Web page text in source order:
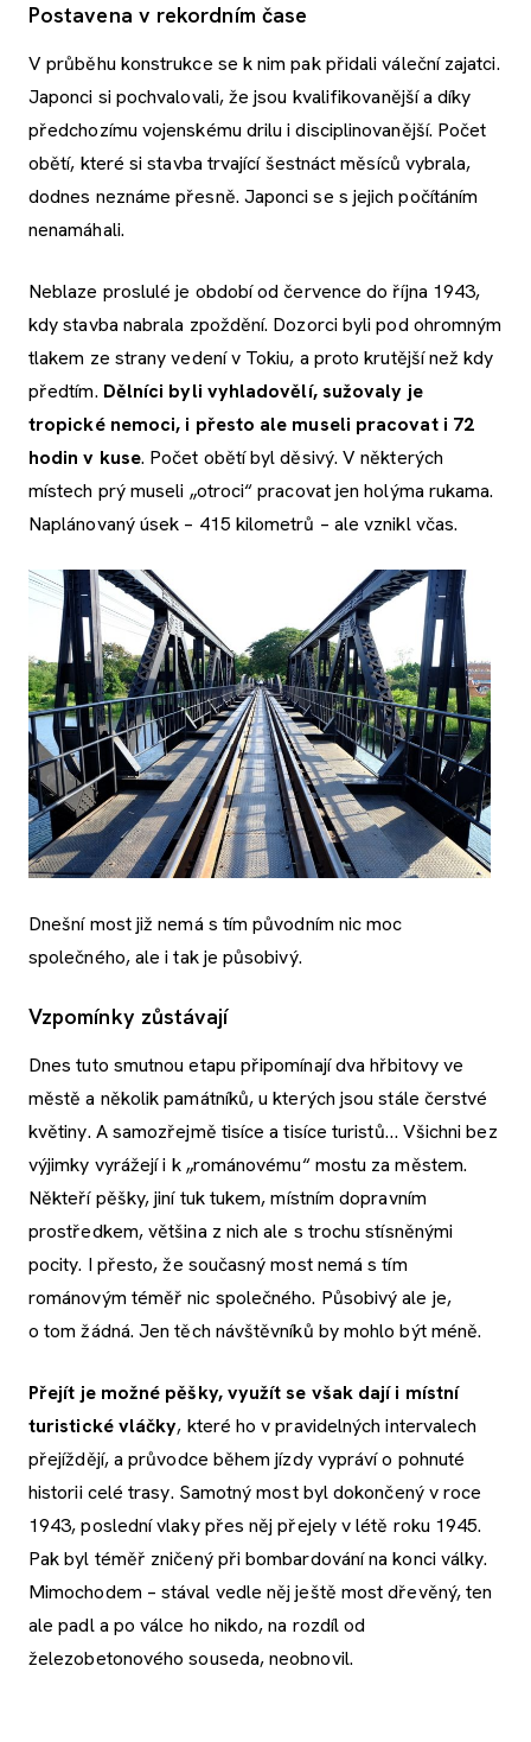
Postavena v rekordním čase
V průběhu konstrukce se k nim pak přidali váleční zajatci.
Japonci si pochvalovali, že jsou kvalifikovanější a díky
předchozímu vojenskému drilu i disciplinovanější. Počet
obětí, které si stavba trvající šestnáct měsíců vybrala,
dodnes neznáme přesně. Japonci se s jejich počítáním
nenamáhali.
Neblaze proslulé je období od července do října 1943,
kdy stavba nabrala zpoždění. Dozorci byli pod ohromným
tlakem ze strany vedení v Tokiu, a proto krutější než kdy
předtím. Dělníci byli vyhladovělí, sužovaly je
tropické nemoci, i přesto ale museli pracovat i 72
hodin v kuse. Počet obětí byl děsivý. V některých
místech prý museli „otroci“ pracovat jen holýma rukama.
Naplánovaný úsek – 415 kilometrů – ale vznikl včas.
Dnešní most již nemá s tím původním nic moc
společného, ale i tak je působivý.
Vzpomínky zůstávají
Dnes tuto smutnou etapu připomínají dva hřbitovy ve
městě a několik památníků, u kterých jsou stále čerstvé
květiny. A samozřejmě tisíce a tisíce turistů… Všichni bez
výjimky vyrážejí i k „románovému“ mostu za městem.
Někteří pěšky, jiní tuk tukem, místním dopravním
prostředkem, většina z nich ale s trochu stísněnými
pocity. I přesto, že současný most nemá s tím
románovým téměř nic společného. Působivý ale je,
o tom žádná. Jen těch návštěvníků by mohlo být méně.
Přejít je možné pěšky, využít se však dají i místní
turistické vláčky, které ho v pravidelných intervalech
přejíždějí, a průvodce během jízdy vypráví o pohnuté
historii celé trasy. Samotný most byl dokončený v roce
1943, poslední vlaky přes něj přejely v létě roku 1945.
Pak byl téměř zničený při bombardování na konci války.
Mimochodem – stával vedle něj ještě most dřevěný, ten
ale padl a po válce ho nikdo, na rozdíl od
železobetonového souseda, neobnovil.